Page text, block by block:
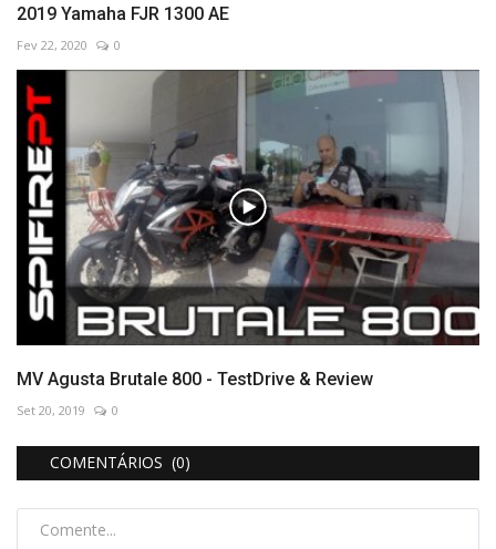
2019 Yamaha FJR 1300 AE
Fev 22, 2020 0
MV Agusta Brutale 800 - TestDrive & Review
Set 20, 2019 0
COMENTÁRIOS (0)